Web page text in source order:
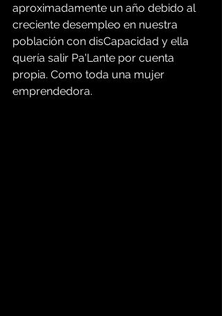
aproximadamente un año debido al
creciente desempleo en nuestra
población con disCapacidad y ella
quería salir Pa'Lante por cuenta
propia. Como toda una mujer
emprendedora.